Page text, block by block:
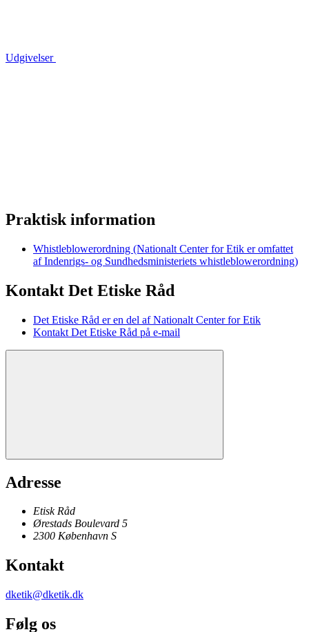
Udgivelser
Praktisk information
Whistleblowerordning (Nationalt Center for Etik er omfattet
af Indenrigs- og Sundhedsministeriets whistleblowerordning)
Kontakt Det Etiske Råd
Det Etiske Råd er en del af Nationalt Center for Etik
Kontakt Det Etiske Råd på e-mail
Adresse
Etisk Råd
Ørestads Boulevard 5
2300 København S
Kontakt
dketik@dketik.dk
Følg os